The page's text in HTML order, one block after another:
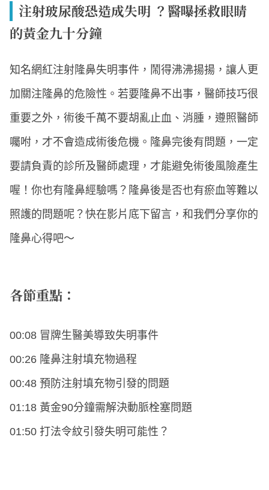
注射玻尿酸恐造成失明 ？醫曝拯救眼睛
的黃金九十分鐘
知名網紅注射隆鼻失明事件，鬧得沸沸揚揚，讓人更
加關注隆鼻的危險性。若要隆鼻不出事，醫師技巧很
重要之外，術後千萬不要胡亂止血、消腫，遵照醫師
囑咐，才不會造成術後危機。隆鼻完後有問題，一定
要請負責的診所及醫師處理，才能避免術後風險產生
喔！你也有隆鼻經驗嗎？隆鼻後是否也有瘀血等難以
照護的問題呢？快在影片底下留言，和我們分享你的
隆鼻心得吧～
各節重點：
00:08 冒牌生醫美導致失明事件
00:26 隆鼻注射填充物過程
00:48 預防注射填充物引發的問題
01:18 黃金90分鐘需解決動脈栓塞問題
01:50 打法令紋引發失明可能性？